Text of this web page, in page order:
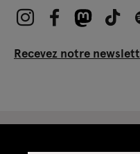
Recevez notre